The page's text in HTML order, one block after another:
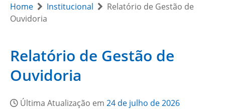
Home Institucional
Relatório de Gestão de
Ouvidoria
Relatório de Gestão de
Ouvidoria
Última Atualização em 24 de julho de 2026